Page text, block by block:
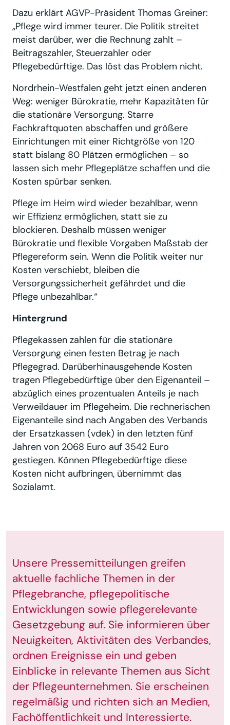
Dazu erklärt AGVP-Präsident Thomas Greiner:
„Pflege wird immer teurer. Die Politik streitet
meist darüber, wer die Rechnung zahlt –
Beitragszahler, Steuerzahler oder
Pflegebedürftige. Das löst das Problem nicht.
Nordrhein-Westfalen geht jetzt einen anderen
Weg: weniger Bürokratie, mehr Kapazitäten für
die stationäre Versorgung. Starre
Fachkraftquoten abschaffen und größere
Einrichtungen mit einer Richtgröße von 120
statt bislang 80 Plätzen ermöglichen – so
lassen sich mehr Pflegeplätze schaffen und die
Kosten spürbar senken.
Pflege im Heim wird wieder bezahlbar, wenn
wir Effizienz ermöglichen, statt sie zu
blockieren. Deshalb müssen weniger
Bürokratie und flexible Vorgaben Maßstab der
Pflegereform sein. Wenn die Politik weiter nur
Kosten verschiebt, bleiben die
Versorgungssicherheit gefährdet und die
Pflege unbezahlbar.“
Hintergrund
Pflegekassen zahlen für die stationäre
Versorgung einen festen Betrag je nach
Pflegegrad. Darüberhinausgehende Kosten
tragen Pflegebedürftige über den Eigenanteil –
abzüglich eines prozentualen Anteils je nach
Verweildauer im Pflegeheim. Die rechnerischen
Eigenanteile sind nach Angaben des Verbands
der Ersatzkassen (vdek) in den letzten fünf
Jahren von 2068 Euro auf 3542 Euro
gestiegen. Können Pflegebedürftige diese
Kosten nicht aufbringen, übernimmt das
Sozialamt.
Unsere Pressemitteilungen greifen
aktuelle fachliche Themen in der
Pflegebranche, pflegepolitische
Entwicklungen sowie pflegerelevante
Gesetzgebung auf. Sie informieren über
Neuigkeiten, Aktivitäten des Verbandes,
ordnen Ereignisse ein und geben
Einblicke in relevante Themen aus Sicht
der Pflegeunternehmen. Sie erscheinen
regelmäßig und richten sich an Medien,
Fachöffentlichkeit und Interessierte.